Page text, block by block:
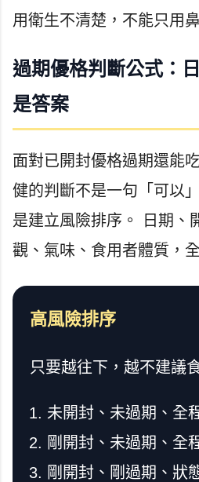
用衛生不清楚，不能只用
過期優格判斷公式：
是答案
面對已開封優格過期還能
健的判斷不是一句「可以
是建立風險排序。 日期、
觀、氣味、食用者體質，
高風險排序
只要越往下，越不建議
未開封、未過期、全
剛開封、未過期、全
剛開封、剛過期、狀